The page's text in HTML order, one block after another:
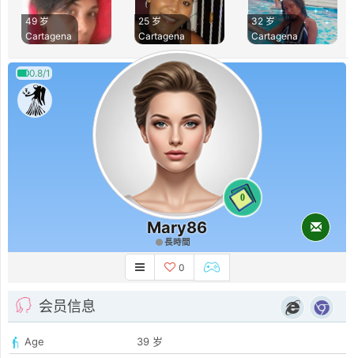
49 岁
Cartagena
25 岁
Cartagena
32 岁
Cartagena
0.8/1
0
Mary86
長時間
0
会员信息
Age
39 岁